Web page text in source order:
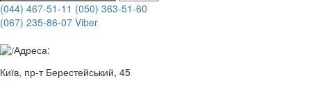
(044) 467-51-11 (050) 363-51-60
(067) 235-86-07 Viber
Адреса:
Київ, пр-т Берестейський, 45